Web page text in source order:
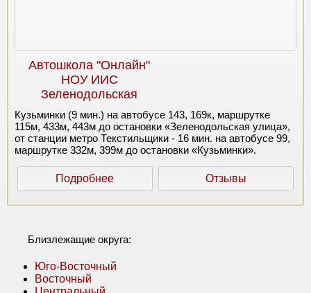
Автошкола "Онлайн"
НОУ ИИС
Зеленодольская
Кузьминки (9 мин.) на автобусе 143, 169к, маршрутке
115м, 433м, 443м до остановки «Зеленодольская улица»,
от станции метро Текстильщики - 16 мин. на автобусе 99,
маршрутке 332м, 399м до остановки «Кузьминки».
Подробнее Отзывы
Близлежащие округа:
Юго-Восточный
Восточный